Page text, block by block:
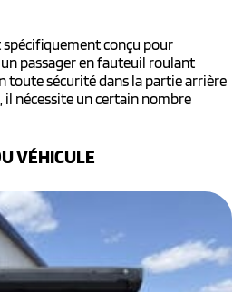
spécifiquement conçu pour
passager en fauteuil roulant
toute sécurité dans la partie arrière
il nécessite un certain nombre
VÉHICULE